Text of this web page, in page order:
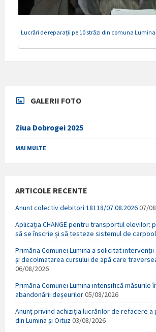
Lucrări de reparații pe 10 străzi din comuna Lumina
GALERII FOTO
Ziua Dobrogei 2025
MAI MULTE
ARTICOLE RECENTE
Anunt colectiv debitori 18118/07.08.202607/
Aplicația CHANGE pentru transportul elevilor:
să se înscrie și să testeze sistemul de
Primăria Comunei Lumina a solicitat
și decolmatarea cursului de apă care
06/08/2026
Primăria Comunei Lumina intensifică măsurile
abandonării deșeurilor05/08/2026
Anunț privind achiziția lucrărilor de refacere
din Lumina și Oituz03/08/2026